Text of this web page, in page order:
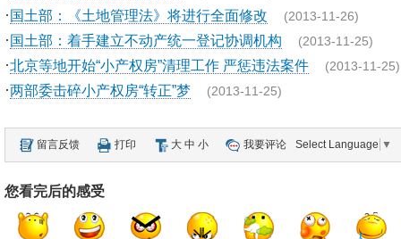
·国土部：《土地管理法》将进行全面修改 (2013-11-26)
·国土部：着手建立不动产统一登记协调机构 (2013-11-25)
·北京等地开始“小产权房”清理工作 严惩违法案件 (2013-11-25)
·两部委击碎小产权房“转正”梦 (2013-11-25)
留言反馈 打印 大 中 小 我要评论 Select Language ▼
您看完后的感受